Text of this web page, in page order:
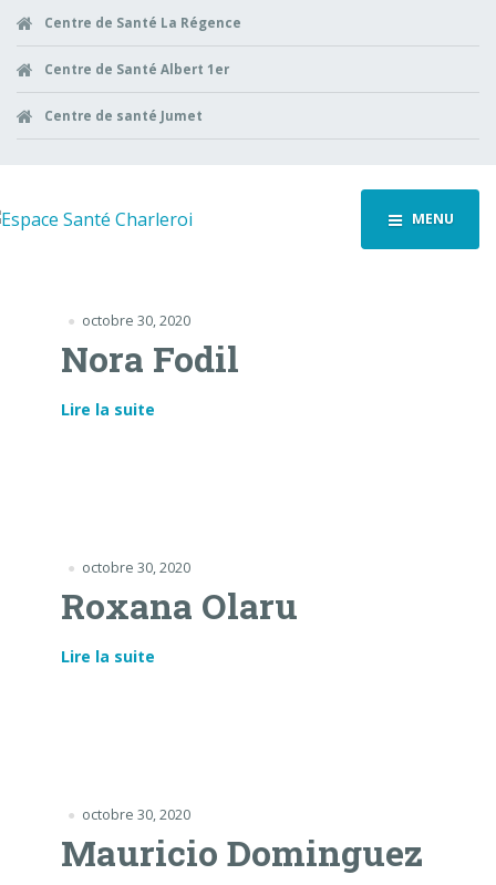
Centre de Santé La Régence
Centre de Santé Albert 1er
Centre de santé Jumet
MENU
octobre 30, 2020
Nora Fodil
Lire la suite
octobre 30, 2020
Roxana Olaru
Lire la suite
octobre 30, 2020
Mauricio Dominguez